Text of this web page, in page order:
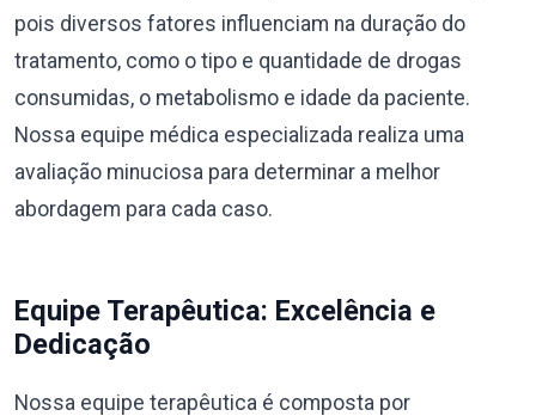
pois diversos fatores influenciam na duração do
tratamento, como o tipo e quantidade de drogas
consumidas, o metabolismo e idade da paciente.
Nossa equipe médica especializada realiza uma
avaliação minuciosa para determinar a melhor
abordagem para cada caso.
Equipe Terapêutica: Excelência e
Dedicação
Nossa equipe terapêutica é composta por